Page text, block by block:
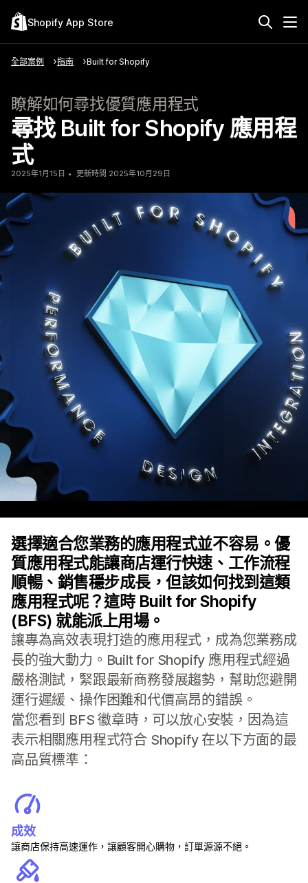
Shopify App Store
全部案例 指南 Built for Shopify
瞭解如何尋找優質應用程式
尋找 Built for Shopify 應用程
式
2025年1月15日 更新時間 2025年10月29日
選擇適合您業務的應用程式並不容易。優
質應用程式能讓商店運行快速、工作流程
順暢、銷售穩步成長，但該如何找到這類
應用程式呢？這時 Built for Shopify
(BFS) 就能派上用場。
讓專為高效表現打造的應用程式，成為您業務成
長的強大動力。Built for Shopify 應用程式經過
嚴格測試，緊跟最新商務發展趨勢，幫助您避開
運行遲緩、操作困難和代價高昂的錯誤。
當您看到 BFS 徽章時，可以放心安裝，因為這
表示相關應用程式符合 Shopify 在以下方面的最
高品質標準：
成效
讓商店保持高速運作，讓顧客開心購物，訂單源源不絕。